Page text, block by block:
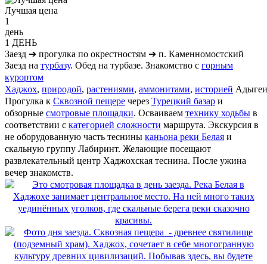
Лучшая цена
1
день
1 ДЕНЬ
Заезд ➔ прогулка по окрестностям ➔ п. Каменномостский
Заезд на турбазу. Обед на турбазе. Знакомство с горным
курортом
Хаджох, природой, растениями, аммонитами, историей
Прогулка к Сквозной пещере через Турецкий базар и
обзорные смотровые площадки. Осваиваем технику ходьбы в
соответствии с категорией сложности маршрута. Экскурсия в
не оборудованную часть теснины каньона реки Белая и
скальную группу Лабиринт. Желающие посещают
развлекательный центр Хаджохская теснина. После ужина
вечер знакомств.